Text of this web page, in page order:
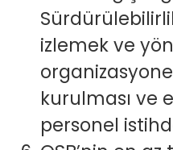
izlemek ve
kurulması ve
personel